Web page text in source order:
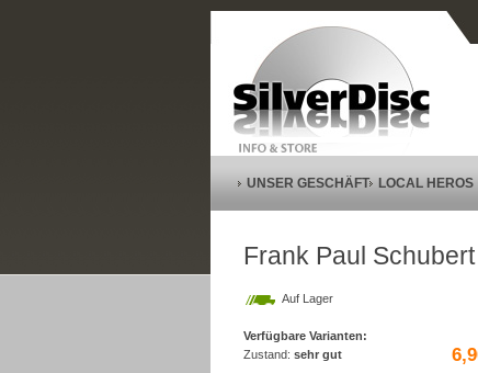
UNSER GESCHÄFT LOCAL HEROS
Frank Paul
Auf Lager
Verfügbare Varianten:
Zustand: sehr gut